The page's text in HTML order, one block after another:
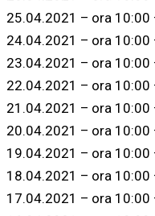
25.04.2021 – ora 10:00
24.04.2021 – ora 10:00
23.04.2021 – ora 10:00
22.04.2021 – ora 10:00
21.04.2021 – ora 10:00
20.04.2021 – ora 10:00
19.04.2021 – ora 10:00
18.04.2021 – ora 10:00
17.04.2021 – ora 10:00